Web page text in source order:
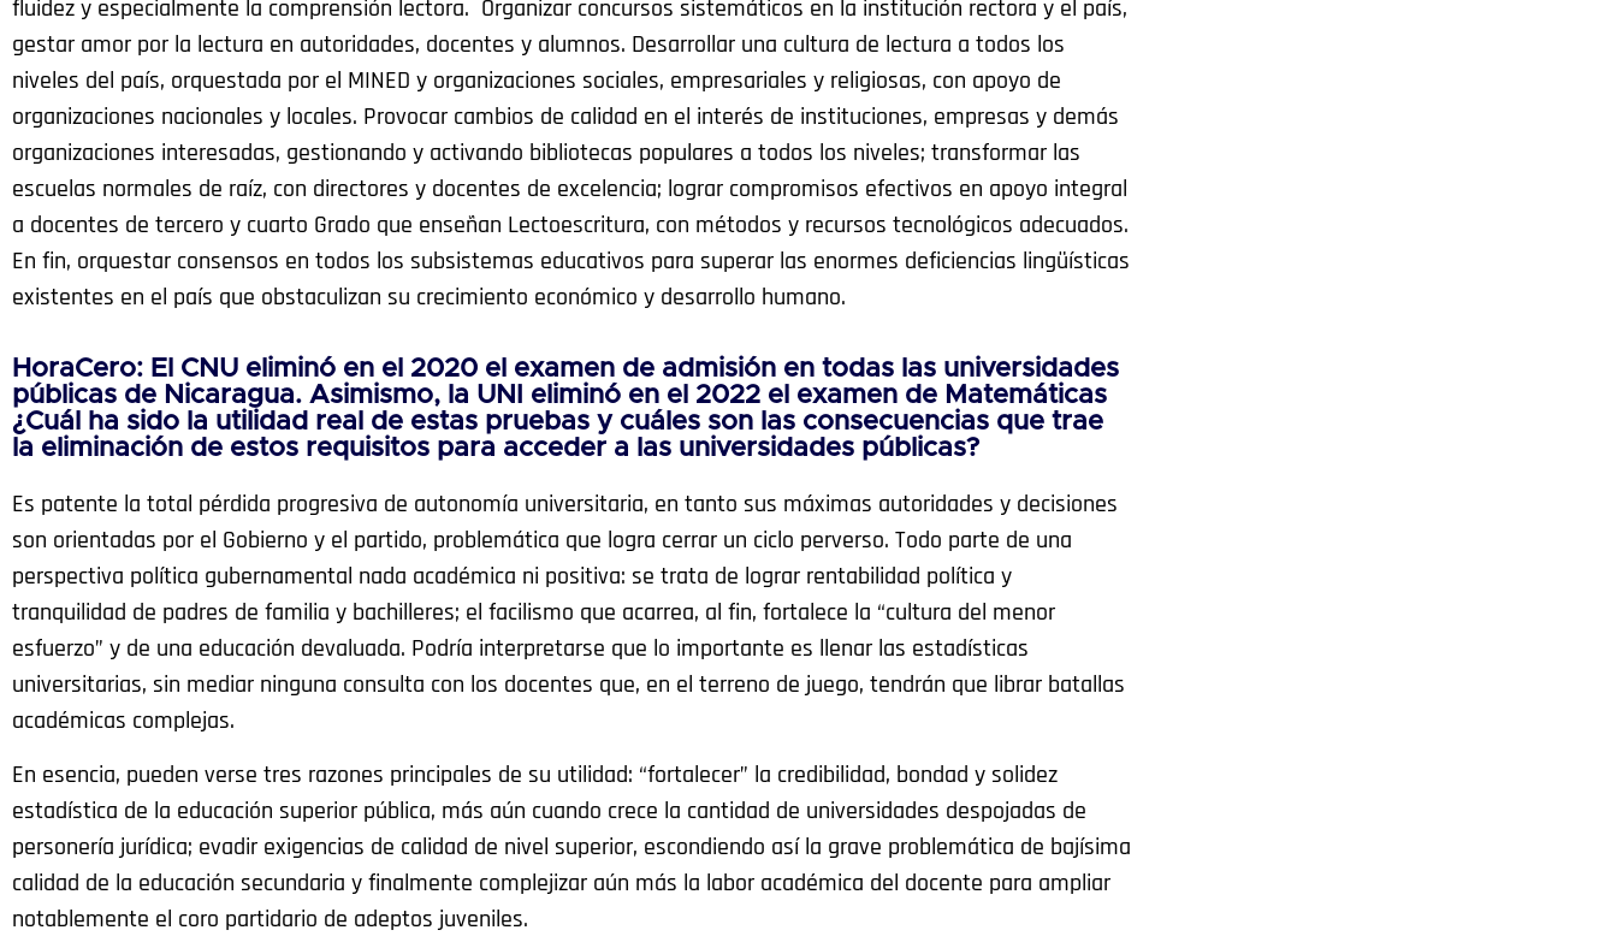
fluidez y especialmente la comprensión lectora. Organizar concursos sistemáticos en la institución rectora y el país,
gestar amor por la lectura en autoridades, docentes y alumnos. Desarrollar una cultura de lectura a todos los
niveles del país, orquestada por el MINED y organizaciones sociales, empresariales y religiosas, con apoyo de
organizaciones nacionales y locales. Provocar cambios de calidad en el interés de instituciones, empresas y demás
organizaciones interesadas, gestionando y activando bibliotecas populares a todos los niveles; transformar las
escuelas normales de raíz, con directores y docentes de excelencia; lograr compromisos efectivos en apoyo integral
a docentes de tercero y cuarto Grado que enseñan Lectoescritura, con métodos y recursos tecnológicos adecuados.
En fin, orquestar consensos en todos los subsistemas educativos para superar las enormes deficiencias lingüísticas
existentes en el país que obstaculizan su crecimiento económico y desarrollo humano.
HoraCero: El CNU eliminó en el 2020 el examen de admisión en todas las universidades
públicas de Nicaragua. Asimismo, la UNI eliminó en el 2022 el examen de Matemáticas
¿Cuál ha sido la utilidad real de estas pruebas y cuáles son las consecuencias que trae
la eliminación de estos requisitos para acceder a las universidades públicas?
Es patente la total pérdida progresiva de autonomía universitaria, en tanto sus máximas autoridades y decisiones
son orientadas por el Gobierno y el partido, problemática que logra cerrar un ciclo perverso. Todo parte de una
perspectiva política gubernamental nada académica ni positiva: se trata de lograr rentabilidad política y
tranquilidad de padres de familia y bachilleres; el facilismo que acarrea, al fin, fortalece la “cultura del menor
esfuerzo” y de una educación devaluada. Podría interpretarse que lo importante es llenar las estadísticas
universitarias, sin mediar ninguna consulta con los docentes que, en el terreno de juego, tendrán que librar batallas
académicas complejas.
En esencia, pueden verse tres razones principales de su utilidad: “fortalecer” la credibilidad, bondad y solidez
estadística de la educación superior pública, más aún cuando crece la cantidad de universidades despojadas de
personería jurídica; evadir exigencias de calidad de nivel superior, escondiendo así la grave problemática de bajísima
calidad de la educación secundaria y finalmente complejizar aún más la labor académica del docente para ampliar
notablemente el coro partidario de adeptos juveniles.